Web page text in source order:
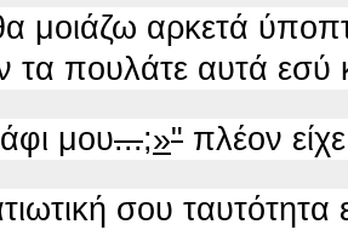
μοιάζω αρκετά
τα πουλάτε αυτά εσύ
μου...;»" πλέον
σου